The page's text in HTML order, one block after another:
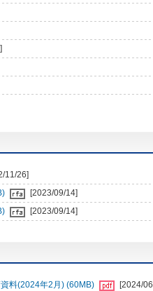
11/26]
[2023/09/14]
[2023/09/14]
料(2024年2月) (60MB) [2024/